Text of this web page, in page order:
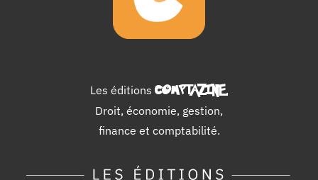
Les éditions COMPTAZINE.
Droit, économie, gestion,
finance et comptabilité.